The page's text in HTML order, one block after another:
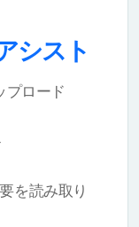
シスト
プロード
を読み取り